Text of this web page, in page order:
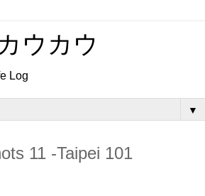
ウカウ
Log
▼
11 -Taipei 101